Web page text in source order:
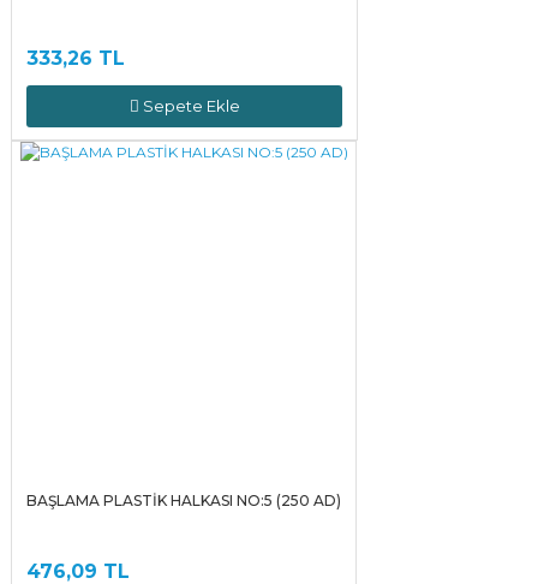
333,26 TL
Sepete Ekle
BAŞLAMA PLASTİK HALKASI NO:5 (250 AD)
476,09 TL